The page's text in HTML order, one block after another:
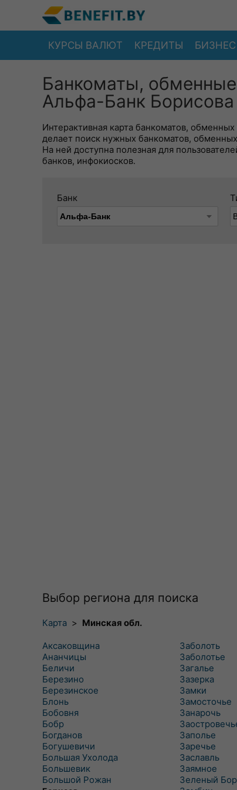
КУРСЫ ВАЛЮТ КРЕДИТЫ БИЗНЕС
Банкоматы,
Альфа-Банк Борисова
Интерактивная карта банкоматов,
делает поиск нужных банкоматов,
На ней доступна полезная для
банков, инфокиосков.
Банк
Выбор региона для поиска
Карта > Минская обл.
Аксаковщина
Ананчицы
Беличи
Березино
Березинское
Блонь
Бобовня
Бобр
Богданов
Богушевичи
Большая Ухолода
Большевик
Большой Рожан
Заболоть
Заболотье
Загалье
Зазерка
Замки
Замосточье
Занарочь
Заполье
Заречье
Заславль
Заямное
Зеленый Бор